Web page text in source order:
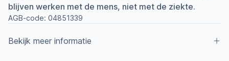
blijven werken met de mens, niet met de ziekte.
AGB-code: 04851339
Bekijk meer informatie